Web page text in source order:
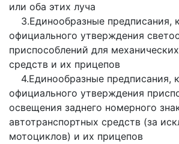
или оба этих луча
3.Единообразные предписания,
официального утверждения
приспособлений для
средств и их прицепов
4.Единообразные предписания,
официального утверждения
освещения заднего номерного
автотранспортных средств (за
мотоциклов) и их прицепов